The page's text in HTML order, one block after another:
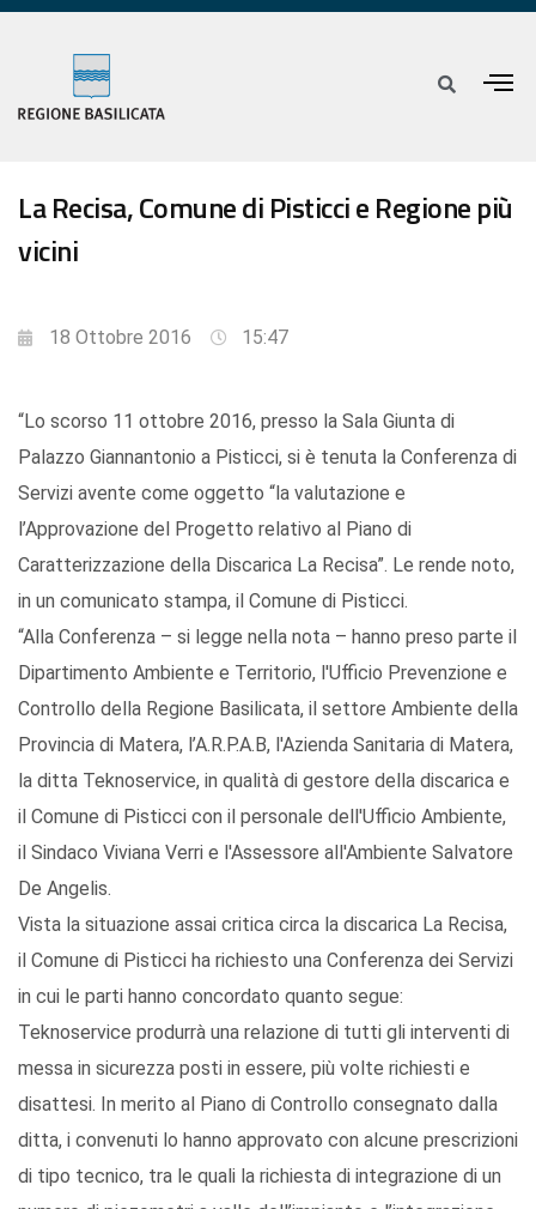
La Recisa, Comune di Pisticci e Regione più
vicini
18 Ottobre 2016 15:47
“Lo scorso 11 ottobre 2016, presso la Sala Giunta di
Palazzo Giannantonio a Pisticci, si è tenuta la Conferenza di
Servizi avente come oggetto “la valutazione e
l’Approvazione del Progetto relativo al Piano di
Caratterizzazione della Discarica La Recisa”. Le rende noto,
in un comunicato stampa, il Comune di Pisticci.
“Alla Conferenza – si legge nella nota – hanno preso parte il
Dipartimento Ambiente e Territorio, l'Ufficio Prevenzione e
Controllo della Regione Basilicata, il settore Ambiente della
Provincia di Matera, l’A.R.P.A.B, l'Azienda Sanitaria di Matera,
la ditta Teknoservice, in qualità di gestore della discarica e
il Comune di Pisticci con il personale dell'Ufficio Ambiente,
il Sindaco Viviana Verri e l'Assessore all'Ambiente Salvatore
De Angelis.
Vista la situazione assai critica circa la discarica La Recisa,
il Comune di Pisticci ha richiesto una Conferenza dei Servizi
in cui le parti hanno concordato quanto segue:
Teknoservice produrrà una relazione di tutti gli interventi di
messa in sicurezza posti in essere, più volte richiesti e
disattesi. In merito al Piano di Controllo consegnato dalla
ditta, i convenuti lo hanno approvato con alcune prescrizioni
di tipo tecnico, tra le quali la richiesta di integrazione di un